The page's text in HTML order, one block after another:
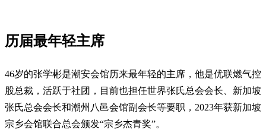
历届最年轻主席
46岁的张学彬是潮安会馆历来最年轻的主席，他是优联燃气控
股总裁，活跃于社团，目前也担任世界张氏总会会长、新加坡
张氏总会会长和潮州八邑会馆副会长等要职，2023年获新加坡
宗乡会馆联合总会颁发“宗乡杰青奖”。